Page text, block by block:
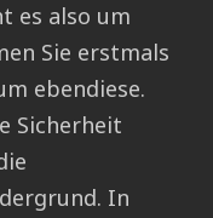
es also um
Sie erstmals
ebendiese.
Sicherheit
In